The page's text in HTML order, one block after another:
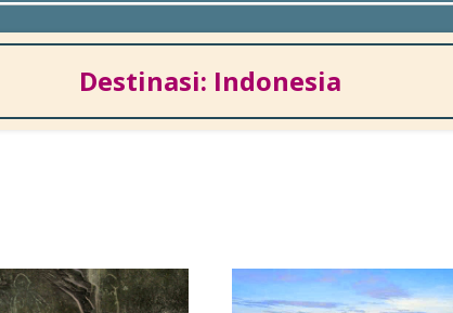
Destinasi: Indonesia